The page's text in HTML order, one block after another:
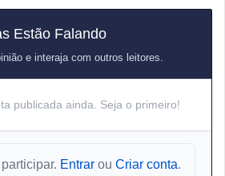
Estão Falando
e interaja com outros leitores.
publicada ainda. Seja o primeiro!
Entrar ou Criar conta.